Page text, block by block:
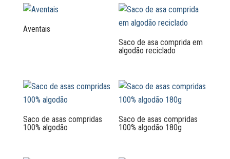
Aventais
Saco de asa comprida em
algodão reciclado
Saco de asas compridas
100% algodão
Saco de asas compridas
100% algodão 180g